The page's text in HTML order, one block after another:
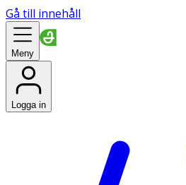
Gå till innehåll
Meny
Logga in